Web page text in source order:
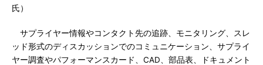
氏）
サプライヤー情報やコンタクト先の追跡、モニタリング、スレ
ッド形式のディスカッションでのコミュニケーション、サプライ
ヤー調査やパフォーマンスカード、CAD、部品表、ドキュメント